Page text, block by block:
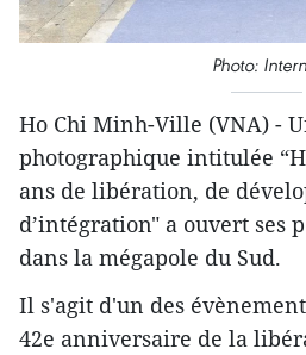
Photo:
Ho Chi Minh-Ville (VNA) -
photographique intitulée
ans de libération, de
d’intégration" a ouvert ses
dans la mégapole du Sud.
Il s'agit d'un des
42e anniversaire de la